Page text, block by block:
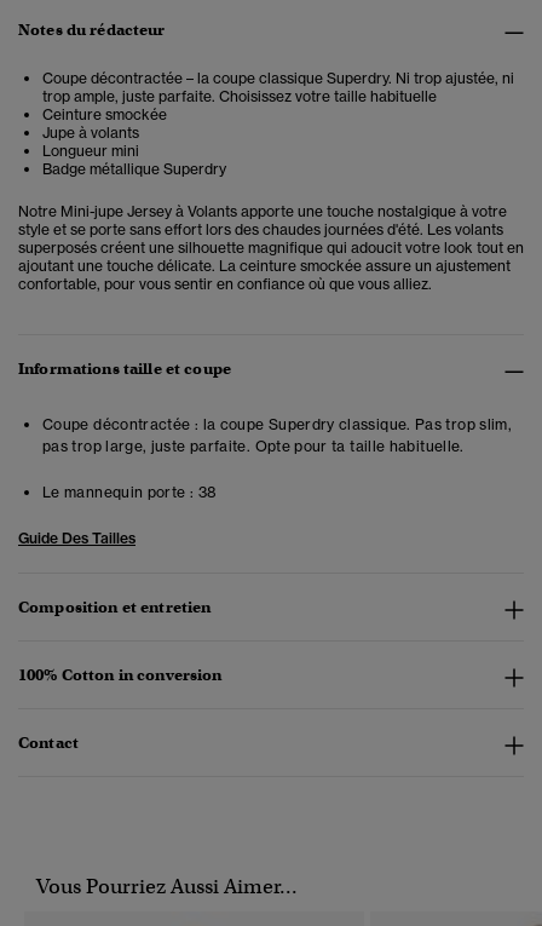
Notes du rédacteur
Coupe décontractée – la coupe classique Superdry. Ni trop ajustée, ni
trop ample, juste parfaite. Choisissez votre taille habituelle
Ceinture smockée
Jupe à volants
Longueur mini
Badge métallique Superdry
Notre Mini-jupe Jersey à Volants apporte une touche nostalgique à votre
style et se porte sans effort lors des chaudes journées d'été. Les volants
superposés créent une silhouette magnifique qui adoucit votre look tout en
ajoutant une touche délicate. La ceinture smockée assure un ajustement
confortable, pour vous sentir en confiance où que vous alliez.
Informations taille et coupe
Coupe décontractée : la coupe Superdry classique. Pas trop slim,
pas trop large, juste parfaite. Opte pour ta taille habituelle.
Le mannequin porte : 38
Guide Des Tailles
Composition et entretien
100% Cotton in conversion
Contact
Vous Pourriez Aussi Aimer...